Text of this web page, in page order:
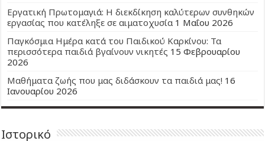
Εργατική Πρωτομαγιά: Η διεκδίκηση καλύτερων συνθηκών
εργασίας που κατέληξε σε αιματοχυσία 1 Μαΐου 2026
Παγκόσμια Ημέρα κατά του Παιδικού Καρκίνου: Τα
περισσότερα παιδιά βγαίνουν νικητές 15 Φεβρουαρίου
2026
Μαθήματα ζωής που μας διδάσκουν τα παιδιά μας! 16
Ιανουαρίου 2026
Ιστορικό